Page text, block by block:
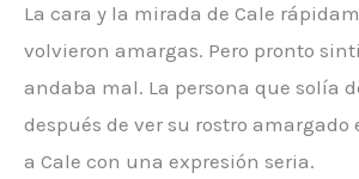
La cara y la mirada de Cale
volvieron amargas. Pero pronto
andaba mal. La persona que solía
después de ver su rostro
a Cale con una expresión seria.